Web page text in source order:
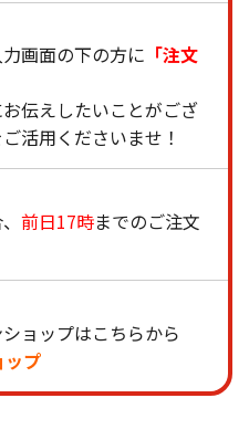
画面の下の方に 「注文
伝えしたいことがござ
活用くださいませ！
前日17時までのご注文
ョップはこちらから
ップ